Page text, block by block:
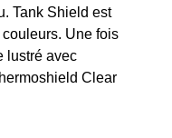
Tank Shield est
Une fois
lustré avec
Clear